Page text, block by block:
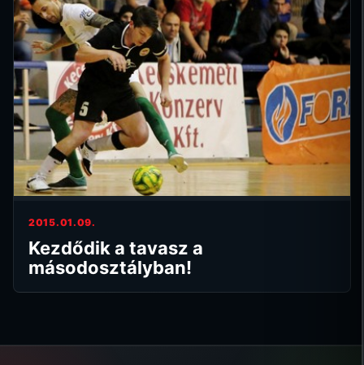
2015.01.09.
Kezdődik a tavasz a
másodosztályban!